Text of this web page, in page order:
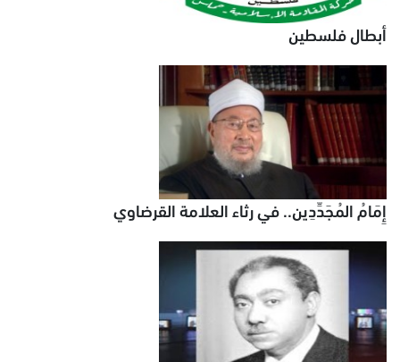
أبطال فلسطين
إِمَامُ المُجَدِّدِين.. في رثاء العلامة القرضاوي